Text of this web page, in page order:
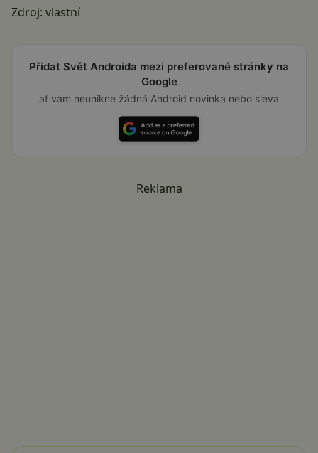
Zdroj: vlastní
Přidat Svět Androida mezi preferované stránky na
Google
ať vám neunikne žádná Android novinka nebo sleva
Reklama